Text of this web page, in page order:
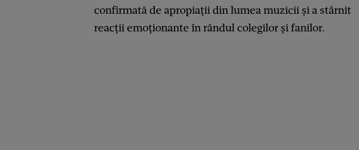
confirmată de apropiații din lumea muzicii și a stârnit
reacții emoționante în rândul colegilor și fanilor.